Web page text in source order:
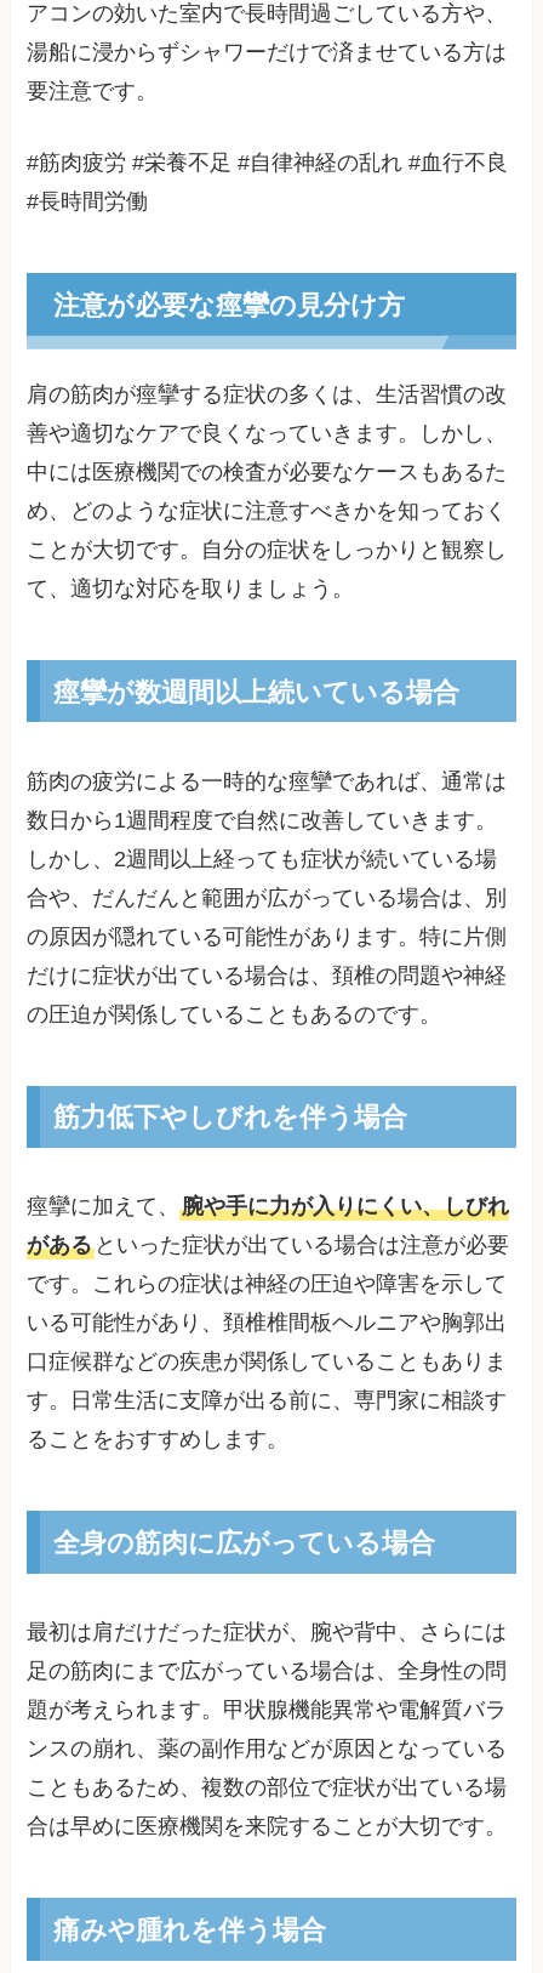
アコンの効いた室内で長時間過ごしている方や、
湯船に浸からずシャワーだけで済ませている方は
要注意です。
#筋肉疲労 #栄養不足 #自律神経の乱れ #血行不良
#長時間労働
注意が必要な痙攣の見分け方
肩の筋肉が痙攣する症状の多くは、生活習慣の改
善や適切なケアで良くなっていきます。しかし、
中には医療機関での検査が必要なケースもあるた
め、どのような症状に注意すべきかを知っておく
ことが大切です。自分の症状をしっかりと観察し
て、適切な対応を取りましょう。
痙攣が数週間以上続いている場合
筋肉の疲労による一時的な痙攣であれば、通常は
数日から1週間程度で自然に改善していきます。
しかし、2週間以上経っても症状が続いている場
合や、だんだんと範囲が広がっている場合は、別
の原因が隠れている可能性があります。特に片側
だけに症状が出ている場合は、頚椎の問題や神経
の圧迫が関係していることもあるのです。
筋力低下やしびれを伴う場合
痙攣に加えて、腕や手に力が入りにくい、しびれ
がある といった症状が出ている場合は注意が必要
です。これらの症状は神経の圧迫や障害を示して
いる可能性があり、頚椎椎間板ヘルニアや胸郭出
口症候群などの疾患が関係していることもありま
す。日常生活に支障が出る前に、専門家に相談す
ることをおすすめします。
全身の筋肉に広がっている場合
最初は肩だけだった症状が、腕や背中、さらには
足の筋肉にまで広がっている場合は、全身性の問
題が考えられます。甲状腺機能異常や電解質バラ
ンスの崩れ、薬の副作用などが原因となっている
こともあるため、複数の部位で症状が出ている場
合は早めに医療機関を来院することが大切です。
痛みや腫れを伴う場合